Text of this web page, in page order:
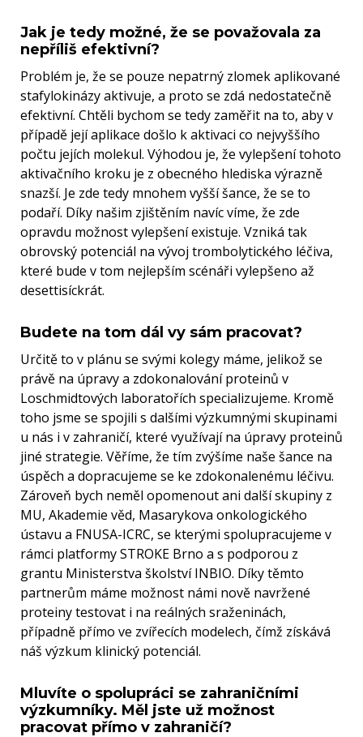
Jak je tedy možné, že se považovala za
nepříliš efektivní?
Problém je, že se pouze nepatrný zlomek aplikované
stafylokinázy aktivuje, a proto se zdá nedostatečně
efektivní. Chtěli bychom se tedy zaměřit na to, aby v
případě její aplikace došlo k aktivaci co nejvyššího
počtu jejích molekul. Výhodou je, že vylepšení tohoto
aktivačního kroku je z obecného hlediska výrazně
snazší. Je zde tedy mnohem vyšší šance, že se to
podaří. Díky našim zjištěním navíc víme, že zde
opravdu možnost vylepšení existuje. Vzniká tak
obrovský potenciál na vývoj trombolytického léčiva,
které bude v tom nejlepším scénáři vylepšeno až
desettisíckrát.
Budete na tom dál vy sám pracovat?
Určitě to v plánu se svými kolegy máme, jelikož se
právě na úpravy a zdokonalování proteinů v
Loschmidtových laboratořích specializujeme. Kromě
toho jsme se spojili s dalšími výzkumnými skupinami
u nás i v zahraničí, které využívají na úpravy proteinů
jiné strategie. Věříme, že tím zvýšíme naše šance na
úspěch a dopracujeme se ke zdokonalenému léčivu.
Zároveň bych neměl opomenout ani další skupiny z
MU, Akademie věd, Masarykova onkologického
ústavu a FNUSA-ICRC, se kterými spolupracujeme v
rámci platformy STROKE Brno a s podporou z
grantu Ministerstva školství INBIO. Díky těmto
partnerům máme možnost námi nově navržené
proteiny testovat i na reálných sraženinách,
případně přímo ve zvířecích modelech, čímž získává
náš výzkum klinický potenciál.
Mluvíte o spolupráci se zahraničními
výzkumníky. Měl jste už možnost
pracovat přímo v zahraničí?